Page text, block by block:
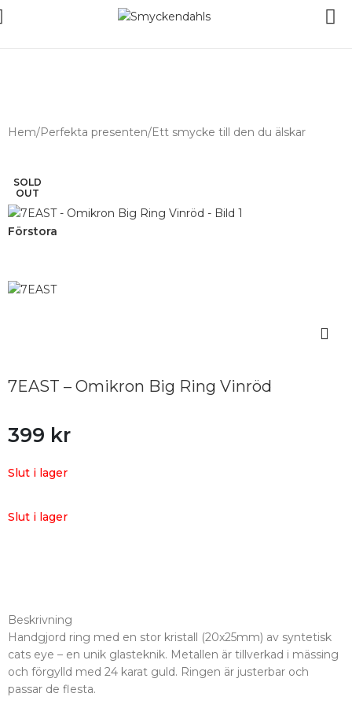
Hem/Perfekta presenten/Ett smycke till den du älskar
SOLD
OUT
Förstora
7EAST – Omikron Big Ring Vinröd
399 kr
Slut i lager
Slut i lager
Beskrivning
Handgjord ring med en stor kristall (20x25mm) av syntetisk
cats eye – en unik glasteknik. Metallen är tillverkad i mässing
och förgylld med 24 karat guld. Ringen är justerbar och
passar de flesta.